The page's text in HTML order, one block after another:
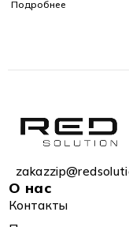
Подробнее
О нас
Контакты